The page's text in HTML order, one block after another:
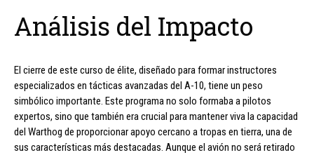
Análisis del Impacto
El cierre de este curso de élite, diseñado para formar instructores
especializados en tácticas avanzadas del A-10, tiene un peso
simbólico importante. Este programa no solo formaba a pilotos
expertos, sino que también era crucial para mantener viva la capacidad
del Warthog de proporcionar apoyo cercano a tropas en tierra, una de
sus características más destacadas. Aunque el avión no será retirado